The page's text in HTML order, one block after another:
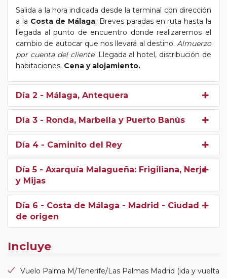
Salida a la hora indicada desde la terminal con dirección
a la Costa de Málaga. Breves paradas en ruta hasta la
llegada al punto de encuentro donde realizaremos el
cambio de autocar que nos llevará al destino. Almuerzo
por cuenta del cliente. Llegada al hotel, distribución de
habitaciones. Cena y alojamiento.
Día 2 - Málaga, Antequera
Día 3 - Ronda, Marbella y Puerto Banús
Día 4 - Caminito del Rey
Día 5 - Axarquía Malagueña: Frigiliana, Nerja
y Mijas
Día 6 - Costa de Málaga - Madrid - Ciudad
de origen
Incluye
Vuelo Palma M/Tenerife/Las Palmas Madrid (ida y vuelta